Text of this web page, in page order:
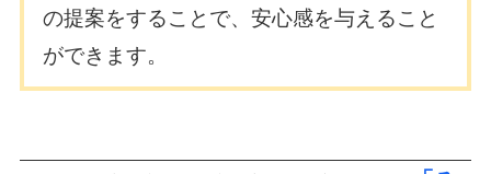
の提案をすることで、安心感を与えること
ができます。